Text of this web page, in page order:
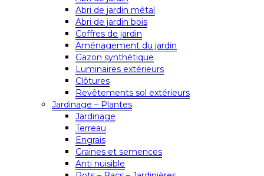
Abri de jardin métal
Abri de jardin bois
Coffres de jardin
Aménagement du jardin
Gazon synthétique
Luminaires extérieurs
Clôtures
Revêtements sol extérieurs
Jardinage – Plantes
Jardinage
Terreau
Engrais
Graines et semences
Anti nuisible